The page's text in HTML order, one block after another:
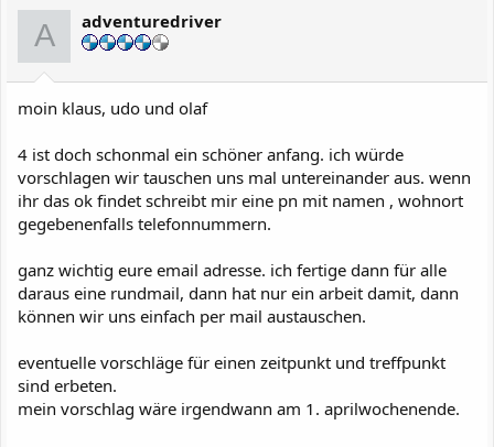
A adventuredriver
moin klaus, udo und olaf
4 ist doch schonmal ein schöner anfang. ich würde
vorschlagen wir tauschen uns mal untereinander aus. wenn
ihr das ok findet schreibt mir eine pn mit namen , wohnort
gegebenenfalls telefonnummern.
ganz wichtig eure email adresse. ich fertige dann für alle
daraus eine rundmail, dann hat nur ein arbeit damit, dann
können wir uns einfach per mail austauschen.
eventuelle vorschläge für einen zeitpunkt und treffpunkt
sind erbeten.
mein vorschlag wäre irgendwann am 1. aprilwochenende.